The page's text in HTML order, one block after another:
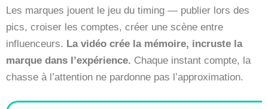
Les marques jouent le jeu du timing — publier lors des
pics, croiser les comptes, créer une scène entre
influenceurs. La vidéo crée la mémoire, incruste la
marque dans l’expérience. Chaque instant compte, la
chasse à l’attention ne pardonne pas l’approximation.